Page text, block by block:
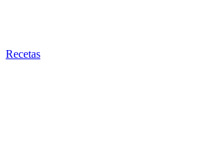
Recetas